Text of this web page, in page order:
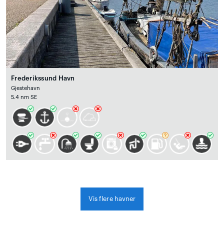
Frederikssund Havn
Gjestehavn
5.4 nm SE
Vis flere havner